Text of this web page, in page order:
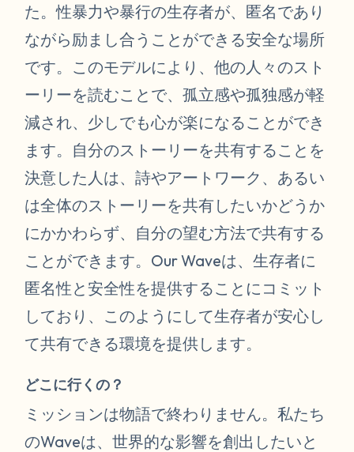
た。性暴力や暴行の生存者が、匿名であり
ながら励まし合うことができる安全な場所
です。このモデルにより、他の人々のスト
ーリーを読むことで、孤立感や孤独感が軽
減され、少しでも心が楽になることができ
ます。自分のストーリーを共有することを
決意した人は、詩やアートワーク、あるい
は全体のストーリーを共有したいかどうか
にかかわらず、自分の望む方法で共有する
ことができます。Our Waveは、生存者に
匿名性と安全性を提供することにコミット
しており、このようにして生存者が安心し
て共有できる環境を提供します。
どこに行くの？
ミッションは物語で終わりません。私たち
のWaveは、世界的な影響を創出したいと